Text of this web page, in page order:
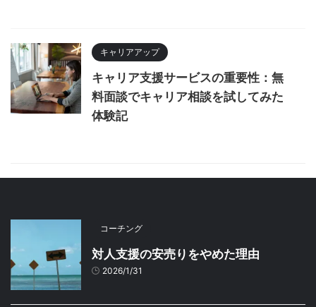
キャリアアップ
キャリア支援サービスの重要性：無
料面談でキャリア相談を試してみた
体験記
コーチング
対人支援の安売りをやめた理由
2026/1/31